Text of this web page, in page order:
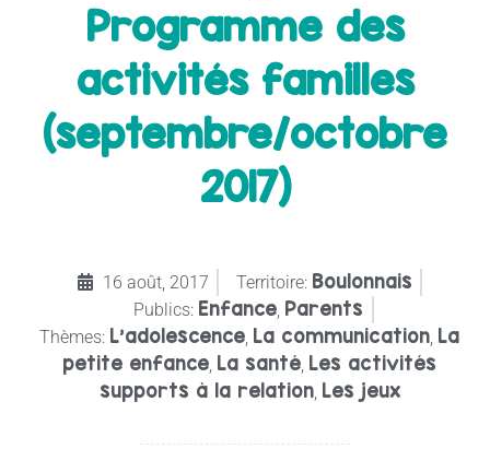
Programme des
activités familles
(septembre/octobre
2017)
16 août, 2017 Territoire: Boulonnais
Publics: Enfance Parents
Thèmes: L’adolescence La communication La
petite enfance La santé Les activités
supports à la relation, Les jeux